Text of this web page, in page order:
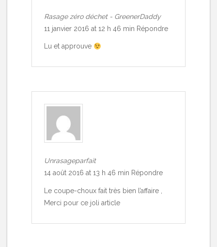
Rasage zéro déchet - GreenerDaddy
11 janvier 2016 at 12 h 46 min Répondre
Lu et approuve
Unrasageparfait
14 août 2016 at 13 h 46 min Répondre
Le coupe-choux fait très bien l’affaire ,
Merci pour ce joli article